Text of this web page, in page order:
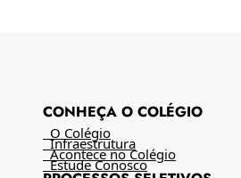
CONHEÇA O COLÉGIO
O Colégio
Infraestrutura
Acontece no Colégio
Estude Conosco